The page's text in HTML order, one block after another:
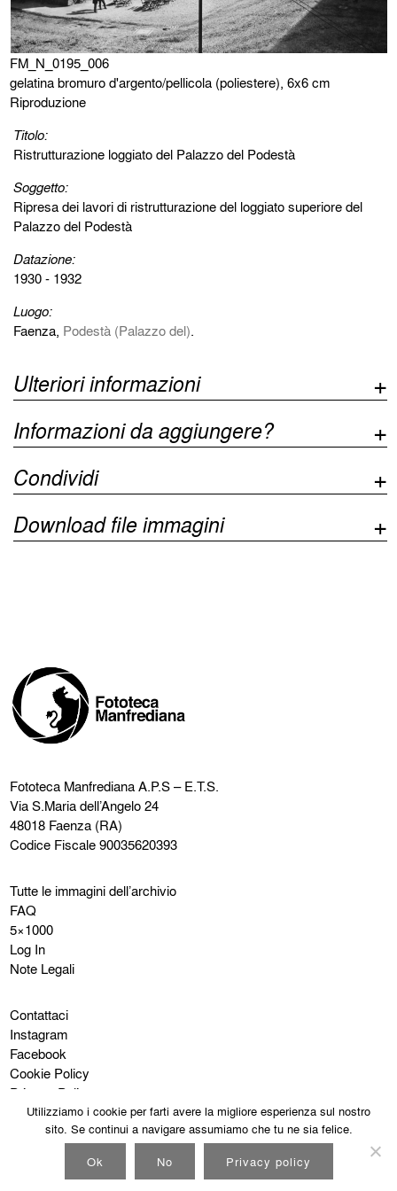
FM_N_0195_006
gelatina bromuro d'argento/pellicola (poliestere), 6x6 cm
Riproduzione
Titolo:
Ristrutturazione loggiato del Palazzo del Podestà
Soggetto:
Ripresa dei lavori di ristrutturazione del loggiato superiore del
Palazzo del Podestà
Datazione:
1930 - 1932
Luogo:
Faenza, Podestà (Palazzo del).
Ulteriori informazioni
Informazioni da aggiungere?
Condividi
Download file immagini
Fototeca ManfredianaA.P.S – E.T.S.
Via S.Maria dell’Angelo 24
48018 Faenza (RA)
Codice Fiscale 90035620393
Tutte le immagini dell’archivio
FAQ
5×1000
Log In
Note Legali
Contattaci
Instagram
Facebook
Cookie Policy
Privacy Policy
Utilizziamo i cookie per farti avere la migliore esperienza sul nostro
sito. Se continui a navigare assumiamo che tu ne sia felice.
Ok
No Privacy policy